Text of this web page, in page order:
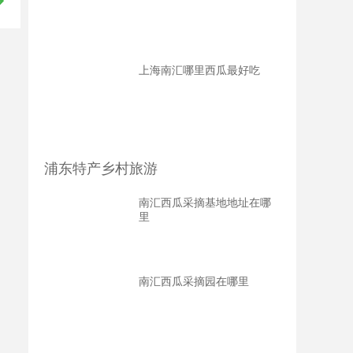
上海南汇哪里西瓜最好吃
浦东特产乡村旅游
南汇西瓜采摘基地地址在哪
里
南汇西瓜采摘园在哪里